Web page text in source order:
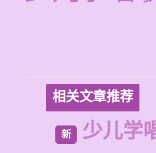
相关文章推荐
新 少儿学